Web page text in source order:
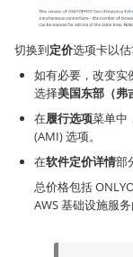
切换到定价选项卡以
如有必要，改变实
选择美国东部（弗
在履行选项菜单中
(AMI) 选项。
在软件定价详情部
总价格包括
AWS 基础设施服务